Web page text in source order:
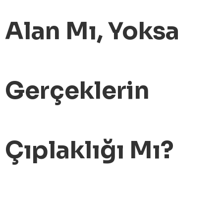
Alan Mı, Yoksa
Gerçeklerin
Çıplaklığı Mı?